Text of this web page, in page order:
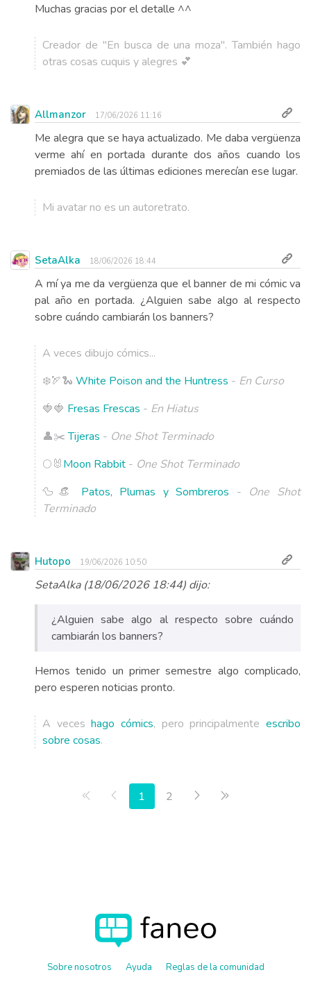
Muchas gracias por el detalle ^^
Creador de "En busca de una moza". También hago
otras cosas cuquis y alegres 💕
Allmanzor 17/06/2026 11:16
Me alegra que se haya actualizado. Me daba vergüenza
verme ahí en portada durante dos años cuando los
premiados de las últimas ediciones merecían ese lugar.
Mi avatar no es un autoretrato.
SetaAlka 18/06/2026 18:44
A mí ya me da vergüenza que el banner de mi cómic va
pal año en portada. ¿Alguien sabe algo al respecto
sobre cuándo cambiarán los banners?
A veces dibujo cómics...
❄️🏹🐍 White Poison and the Huntress - En Curso
🍓🍓 Fresas Frescas - En Hiatus
👤✂️Tijeras - One Shot Terminado
🌕🐰Moon Rabbit - One Shot Terminado
🦆👒 Patos, Plumas y Sombreros - One Shot
Terminado
Hutopo 19/06/2026 10:50
SetaAlka (18/06/2026 18:44) dijo:
¿Alguien sabe algo al respecto sobre cuándo
cambiarán los banners?
Hemos tenido un primer semestre algo complicado,
pero esperen noticias pronto.
A veceshago cómics, pero principalmenteescribo
sobre cosas.
Primera página
Anterior
1 2 Siguiente
Sobre nosotros Ayuda Reglas de la comunidad